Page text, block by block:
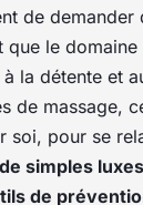
de
le
la détente et
de massage,
soi, pour se
simples
de